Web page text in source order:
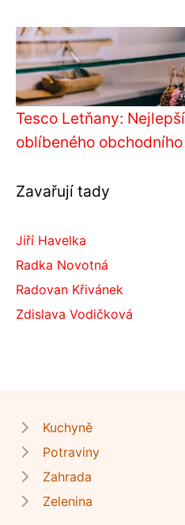
Tesco Letňany:
oblíbeného
Zavařují tady
Jiří Havelka
Radka Novotná
Radovan Křivánek
Zdislava Vodičková
Kuchyně
Potraviny
Zahrada
Zelenina